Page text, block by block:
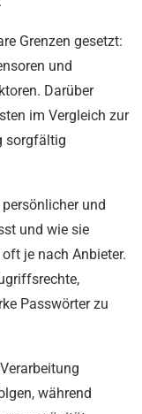
Grenzen gesetzt:
und
Darüber
im Vergleich zur
sorgfältig
und
und wie sie
je nach Anbieter.
Passwörter zu
während